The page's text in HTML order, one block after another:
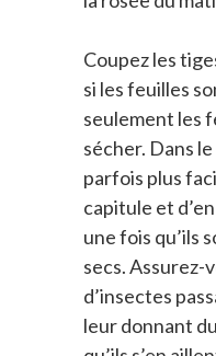
Coupez les
si les feuilles
seulement les
sécher. Dans
parfois plus
capitule et
une fois qu’ils
secs. Assurez-
d’insectes
leur donnant